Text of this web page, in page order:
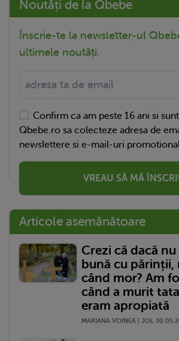
Noutăți de la Qbebe
Înscrie-te la newsletter-ul
ultimele noutăți.
Confirm ca am peste 16 ani si
Qbebe.ro sa colecteze adresa de
newslettere si e-mail-uri
VREAU SĂ MĂ
Articole asemănătoare
Crezi că dacă
bună cu părinții,
când mor? Am
când a murit
eram apropiată
MARIANA VOINEA | JOI,